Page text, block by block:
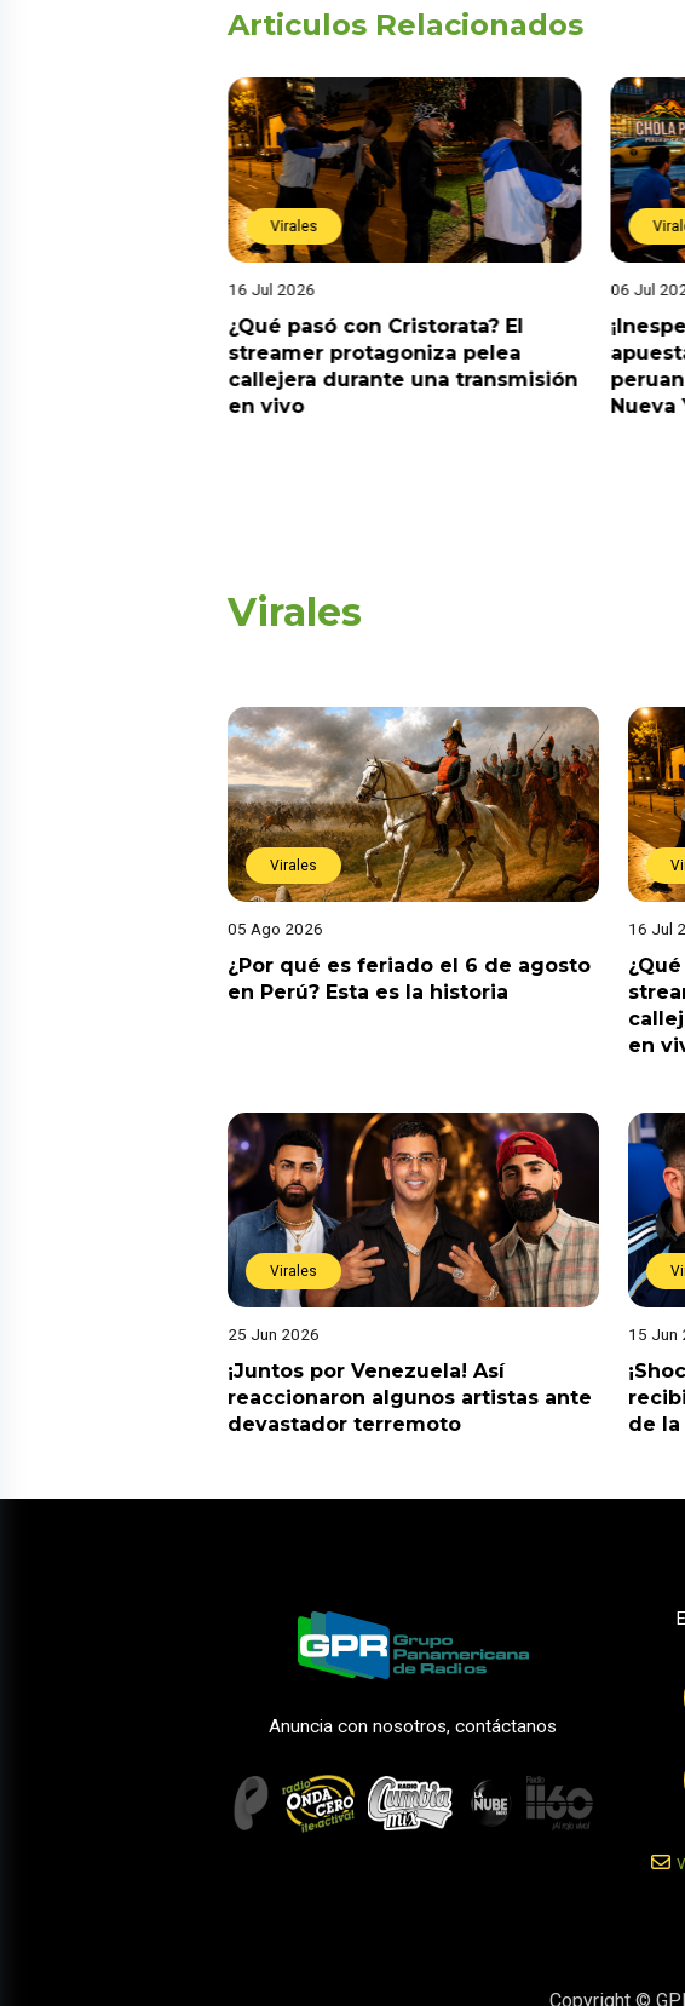
Articulos Relacionados
Virales
16 Jul 2026
¿Qué pasó con Cristorata? El
streamer protagoniza pelea
callejera durante una transmisión
en vivo
06 Jul
Nueva
Virales
Virales
05 Ago 2026
¿Por qué es feriado el 6 de agosto
en Perú? Esta es la historia
16 Jul
en
Virales
25 Jun 2026
¡Juntos por Venezuela! Así
reaccionaron algunos artistas ante
devastador terremoto
15 Jun
de la
Anuncia con nosotros, contáctanos
Copyright ©